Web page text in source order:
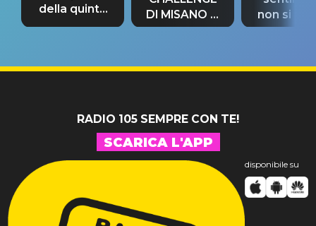
della quinta
tappa
DI MISANO si
riconferma
non si
fino alla
RADIO 105 SEMPRE CON TE!
SCARICA L'APP
disponibile su